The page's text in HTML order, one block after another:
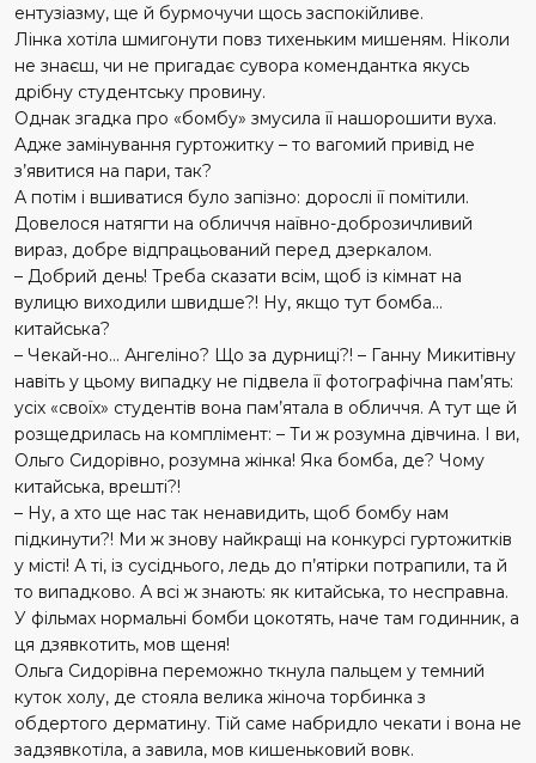
ентузіазму, ще й бурмочучи щось заспокійливе.
Лінка хотіла шмигонути повз тихеньким мишеням. Ніколи
не знаєш, чи не пригадає сувора комендантка якусь
дрібну студентську провину.
Однак згадка про «бомбу» змусила її нашорошити вуха.
Адже замінування гуртожитку – то вагомий привід не
з’явитися на пари, так?
А потім і вшиватися було запізно: дорослі її помітили.
Довелося натягти на обличчя наївно-доброзичливий
вираз, добре відпрацьований перед дзеркалом.
– Добрий день! Треба сказати всім, щоб із кімнат на
вулицю виходили швидше?! Ну, якщо тут бомба…
китайська?
– Чекай-но… Ангеліно? Що за дурниці?! – Ганну Микитівну
навіть у цьому випадку не підвела її фотографічна пам’ять:
усіх «своїх» студентів вона пам’ятала в обличчя. А тут ще й
розщедрилась на комплімент: – Ти ж розумна дівчина. І ви,
Ольго Сидорівно, розумна жінка! Яка бомба, де? Чому
китайська, врешті?!
– Ну, а хто ще нас так ненавидить, щоб бомбу нам
підкинути?! Ми ж знову найкращі на конкурсі гуртожитків
у місті! А ті, із сусіднього, ледь до п’ятірки потрапили, та й
то випадково. А всі ж знають: як китайська, то несправна.
У фільмах нормальні бомби цокотять, наче там годинник, а
ця дзявкотить, мов щеня!
Ольга Сидорівна переможно ткнула пальцем у темний
куток холу, де стояла велика жіноча торбинка з
обдертого дерматину. Тій саме набридло чекати і вона не
задзявкотіла, а завила, мов кишеньковий вовк.